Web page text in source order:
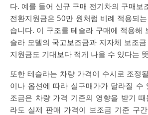
다. 예를 들어 신규 구매 전기차의 구매보
전환지원금은 50만 원처럼 비례 적용되
습니다. 이 구조를 테슬라 구매에 적용해
슬라 모델의 국고보조금과 지자체 보조
지원금도 기대보다 적게 나올 수 있다는
또한 테슬라는 차량 가격이 수시로 조정
이나 옵션에 따라 실구매가가 달라질 수
조금은 차량 가격 기준의 영향을 받기
라도 실제 판매 가격이 보조금 기준 구